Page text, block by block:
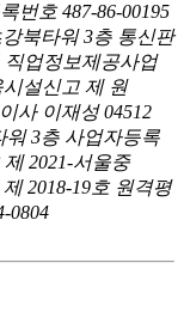
번호 487-86-00195
북타워 3층 통신판
직업정보제공사업
설신고 제 원
사 이재성 04512
워 3층 사업자등록
2021-서울중
2018-19호 원격평
0804